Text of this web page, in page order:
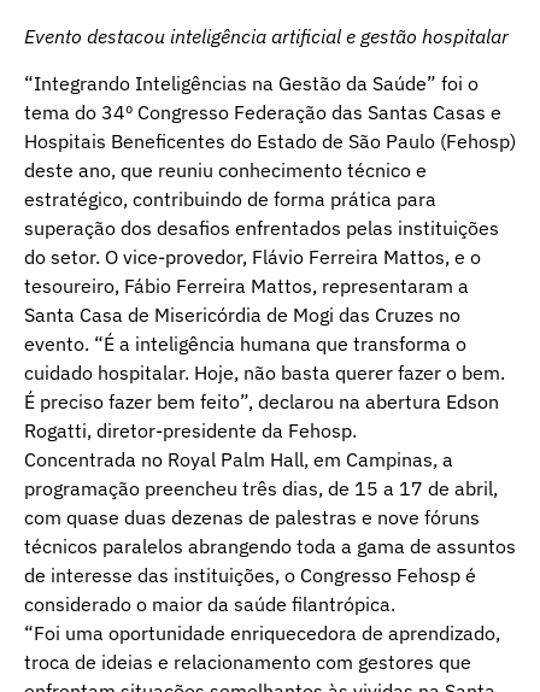
Evento destacou inteligência artificial e gestão hospitalar
“Integrando Inteligências na Gestão da Saúde” foi o
tema do 34º Congresso Federação das Santas Casas e
Hospitais Beneficentes do Estado de São Paulo (Fehosp)
deste ano, que reuniu conhecimento técnico e
estratégico, contribuindo de forma prática para
superação dos desafios enfrentados pelas instituições
do setor. O vice-provedor, Flávio Ferreira Mattos, e o
tesoureiro, Fábio Ferreira Mattos, representaram a
Santa Casa de Misericórdia de Mogi das Cruzes no
evento. “É a inteligência humana que transforma o
cuidado hospitalar. Hoje, não basta querer fazer o bem.
É preciso fazer bem feito”, declarou na abertura Edson
Rogatti, diretor-presidente da Fehosp.
Concentrada no Royal Palm Hall, em Campinas, a
programação preencheu três dias, de 15 a 17 de abril,
com quase duas dezenas de palestras e nove fóruns
técnicos paralelos abrangendo toda a gama de assuntos
de interesse das instituições, o Congresso Fehosp é
considerado o maior da saúde filantrópica.
“Foi uma oportunidade enriquecedora de aprendizado,
troca de ideias e relacionamento com gestores que